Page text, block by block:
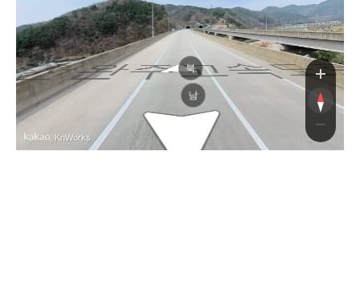
완주고속도
북
남
, KnWorks